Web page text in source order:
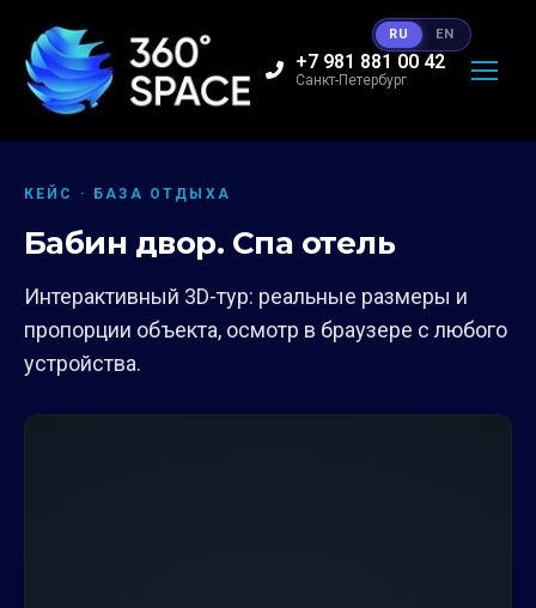
+7 981 881 00 42
Санкт-Петербург
КЕЙС · БАЗА ОТДЫХА
Бабин двор. Спа отель
Интерактивный 3D-тур: реальные размеры и
пропорции объекта, осмотр в браузере с любого
устройства.
RU EN